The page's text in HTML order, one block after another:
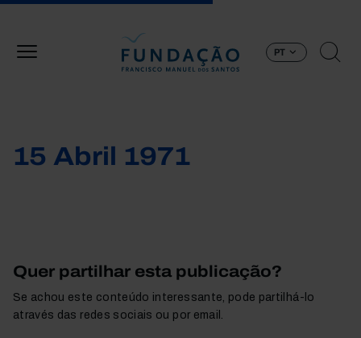
PT
15 Abril 1971
Quer partilhar esta publicação?
Se achou este conteúdo interessante, pode partilhá-lo
através das redes sociais ou por email.